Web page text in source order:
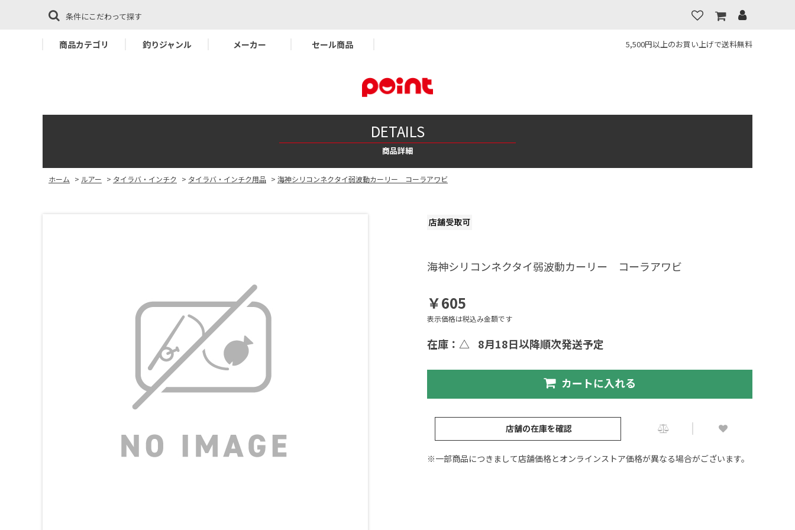
条件にこだわって探す
商品カテゴリ 釣りジャンル メーカー セール商品 5,500円以上のお買い上げで送料無料
DETAILS
商品詳細
ホーム > ルアー > タイラバ・インチク > タイラバ・インチク用品 > 海神シリコンネクタイ弱波動カーリー コーラアワビ
海神シリコンネクタイ弱波動カーリー コーラアワビ
￥605
表示価格は税込み金額です
在庫：△ 8月18日以降順次発送予定
カートに入れる
店舗の在庫を確認
※一部商品につきまして店舗価格とオンラインストア価格が異なる場合がございます。